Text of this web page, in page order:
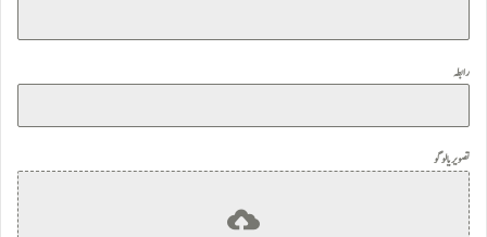
رابطہ
تصویر یا لوگو